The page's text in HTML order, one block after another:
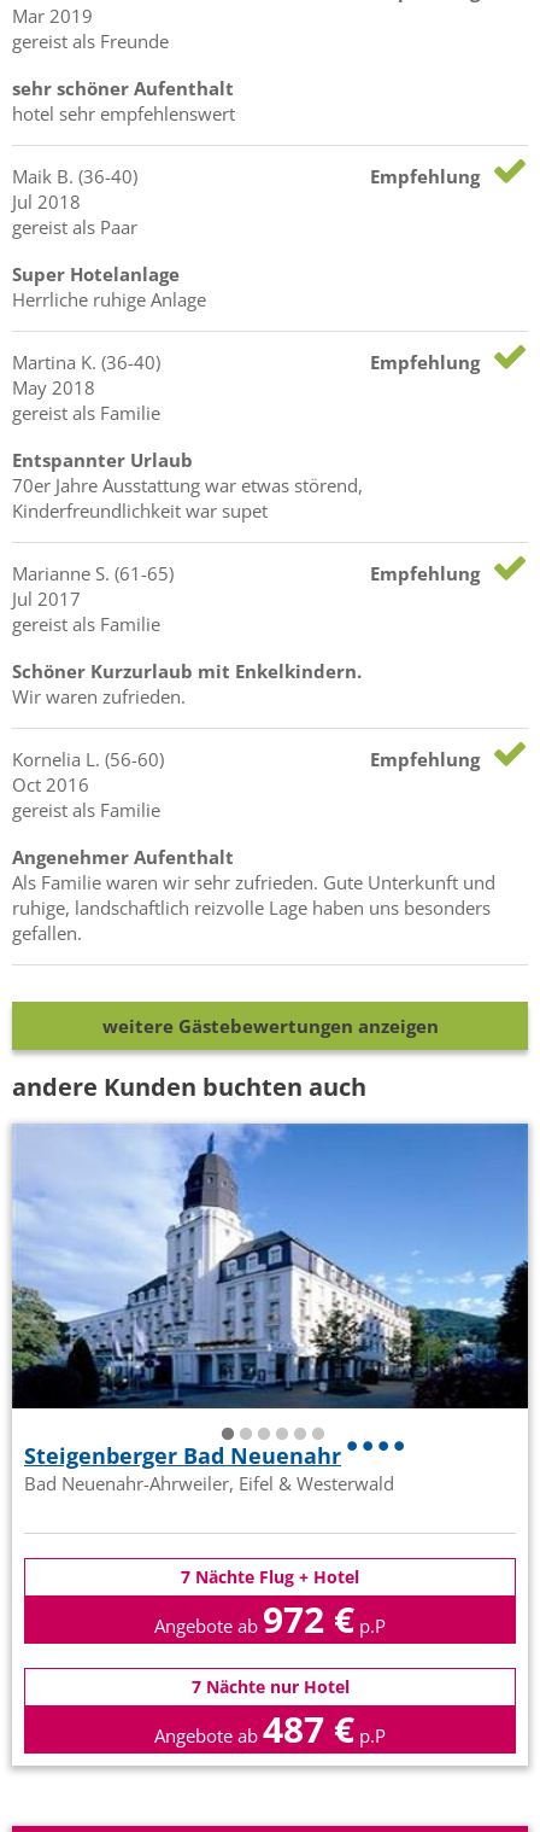
Mar 2019
gereist als Freunde
sehr schöner Aufenthalt
hotel sehr empfehlenswert
Maik B. (36-40)
Jul 2018
gereist als Paar
Empfehlung
Super Hotelanlage
Herrliche ruhige Anlage
Martina K. (36-40)
May 2018
gereist als Familie
Empfehlung
Entspannter Urlaub
70er Jahre Ausstattung war etwas störend,
Kinderfreundlichkeit war supet
Marianne S. (61-65)
Jul 2017
gereist als Familie
Empfehlung
Schöner Kurzurlaub mit Enkelkindern.
Wir waren zufrieden.
Kornelia L. (56-60)
Oct 2016
gereist als Familie
Empfehlung
Angenehmer Aufenthalt
Als Familie waren wir sehr zufrieden. Gute Unterkunft und
ruhige, landschaftlich reizvolle Lage haben uns besonders
gefallen.
weitere Gästebewertungen anzeigen
andere Kunden buchten auch
Steigenberger Bad Neuenahr
Bad Neuenahr-Ahrweiler, Eifel & Westerwald
7 Nächte Flug + Hotel
Angebote ab 972 € p.P
7 Nächte nur Hotel
Angebote ab 487 € p.P